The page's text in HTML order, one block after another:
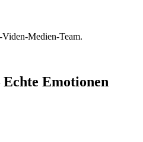
Medien-Team.
Emotionen